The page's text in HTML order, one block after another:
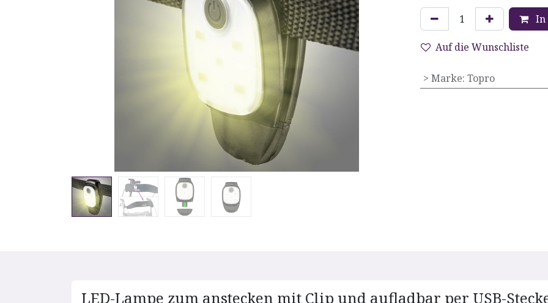
In
Auf die Wunschliste
> Marke: Topro
LED-Lampe zum anstecken mit Clip und aufladbar per USB-